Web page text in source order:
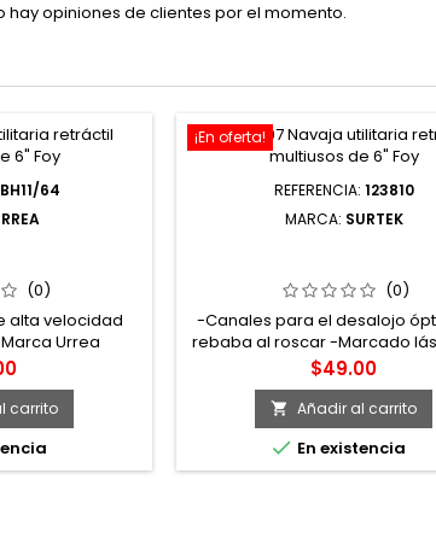
hay opiniones de clientes por el momento.
BH11/64
(0)
alta velocidad
Urrea
carrito
¡En oferta!
REFERENCIA: 123810
MARCA: SURTEK
(0)
-Canales para el desalojo
rebaba al roscar -Marcado
mejor identificación de la
-Fabricado en acero al alto
Rosca rectificada -Para
uso general
Precio
$49.00
 Añadir al carrito
 En existencia